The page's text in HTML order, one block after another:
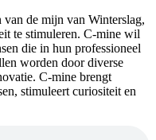
van de mijn van Winterslag,
te stimuleren. C-mine wil
die in hun professioneel
worden door diverse
C-mine brengt
stimuleert curiositeit en